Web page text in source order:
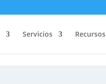
Servicios Recursos